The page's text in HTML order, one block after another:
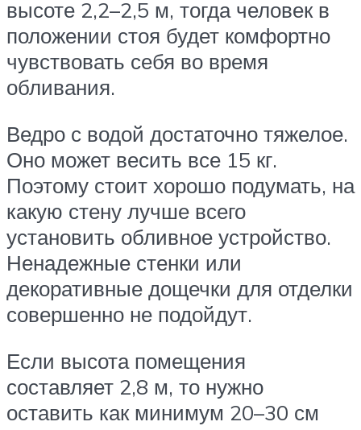
высоте 2,2–2,5 м, тогда человек в
положении стоя будет комфортно
чувствовать себя во время
обливания.
Ведро с водой достаточно тяжелое.
Оно может весить все 15 кг.
Поэтому стоит хорошо подумать, на
какую стену лучше всего
установить обливное устройство.
Ненадежные стенки или
декоративные дощечки для отделки
совершенно не подойдут.
Если высота помещения
составляет 2,8 м, то нужно
оставить как минимум 20–30 см